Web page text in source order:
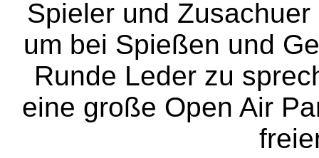
Spieler und
um bei Spießen und
Runde Leder zu
eine große Open Air